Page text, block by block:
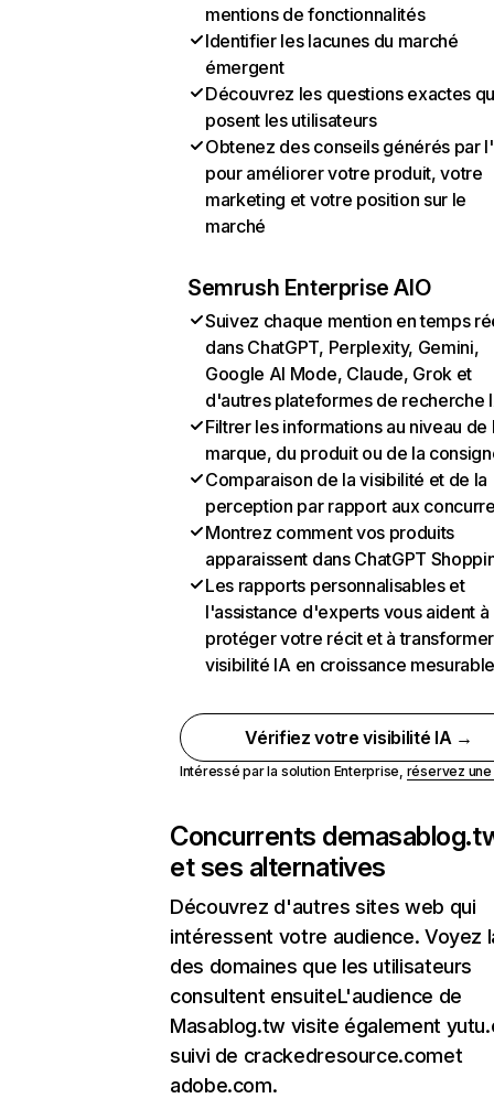
mentions de fonctionnalités
Identifier les lacunes du marché
émergent
Découvrez les questions exactes
posent les utilisateurs
Obtenez des conseils générés par
pour améliorer votre produit, votre
marketing et votre position sur le
marché
Semrush Enterprise AIO
Suivez chaque mention en temps
dans ChatGPT, Perplexity, Gemini,
Google AI Mode, Claude, Grok et
d'autres plateformes de recherche
Filtrer les informations au niveau de
marque, du produit ou de la
Comparaison de la visibilité et de la
perception par rapport aux
Montrez comment vos produits
apparaissent dans ChatGPT
Les rapports personnalisables et
l'assistance d'experts vous aident à
protéger votre récit et à
visibilité IA en croissance
Vérifiez votre visibilité IA →
Intéressé par la solution Enterprise, réservez
Concurrents de
et ses alternatives
Découvrez d'autres sites web qui
intéressent votre audience. Voyez
des domaines que les utilisateurs
consultent ensuiteL'audience de
Masablog.tw visite également
suivi de crackedresource.comet
adobe.com.